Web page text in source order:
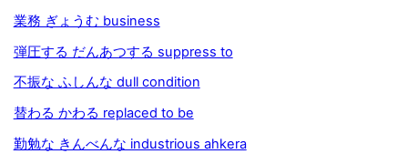
業務 ぎょうむ business
弾圧する だんあつする suppress to
不振な ふしんな dull condition
替わる かわる replaced to be
勤勉な きんべんな industrious ahkera